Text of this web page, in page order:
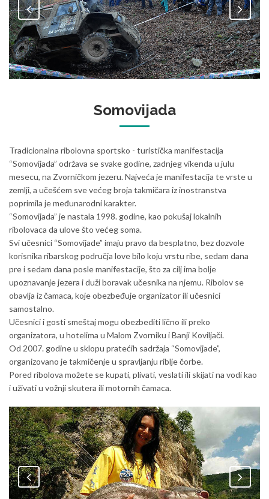
Somovijada
Tradicionalna ribolovna sportsko - turistička manifestacija
“Somovijada” održava se svake godine, zadnjeg vikenda u julu
mesecu, na Zvorničkom jezeru. Najveća je manifestacija te vrste u
zemlji, a učešćem sve većeg broja takmičara iz inostranstva
poprimila je međunarodni karakter.
“Somovijada” je nastala 1998. godine, kao pokušaj lokalnih
ribolovaca da ulove što većeg soma.
Svi učesnici “Somovijade” imaju pravo da besplatno, bez dozvole
korisnika ribarskog područja love bilo koju vrstu ribe, sedam dana
pre i sedam dana posle manifestacije, što za cilj ima bolje
upoznavanje jezera i duži boravak učesnika na njemu. Ribolov se
obavlja iz čamaca, koje obezbeđuje organizator ili učesnici
samostalno.
Učesnici i gosti smeštaj mogu obezbediti lično ili preko
organizatora, u hotelima u Malom Zvorniku i Banji Koviljači.
Od 2007. godine u sklopu pratećih sadržaja “Somovijade”,
organizovano je takmičenje u spravljanju riblje čorbe.
Pored ribolova možete se kupati, plivati, veslati ili skijati na vodi kao
i uživati u vožnji skutera ili motornih čamaca.